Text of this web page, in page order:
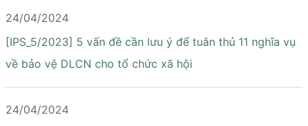
24/04/2024
[IPS_5/2023] 5 vấn đề cần lưu ý để tuân thủ 11 nghĩa vụ
về bảo vệ DLCN cho tổ chức xã hội
24/04/2024